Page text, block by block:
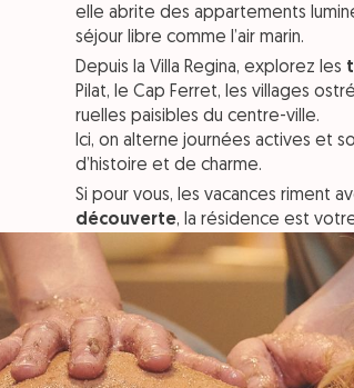
elle abrite des appartements
séjour libre comme l’air marin.
Depuis la Villa Regina, explorez les
Pilat, le Cap Ferret, les villages
ruelles paisibles du centre-ville.
Ici, on alterne journées actives et
d’histoire et de charme.
Si pour vous, les vacances riment
découverte, la résidence est